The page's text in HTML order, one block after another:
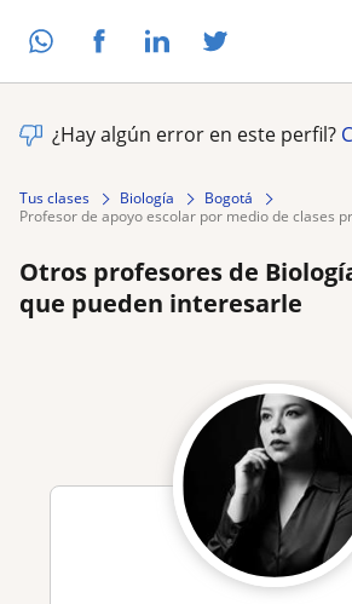
¿Hay algún error en este perfil?
Tus clases Biología
Bogotá
profesor de apoyo escolar por medio de clases
Otros profesores de
que pueden interesarle